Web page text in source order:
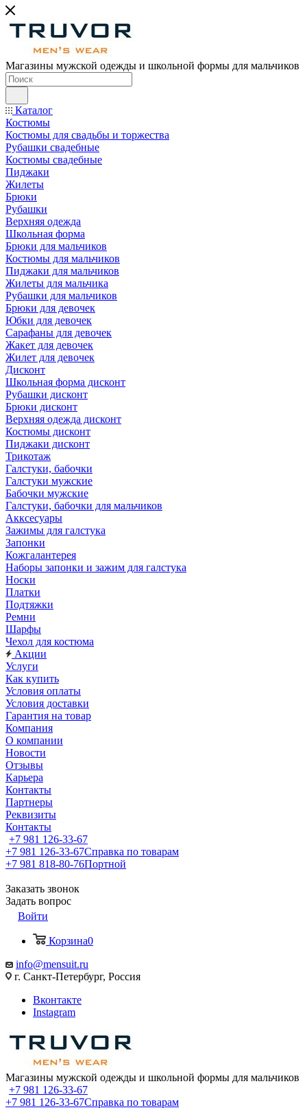
Магазины мужской одежды и школьной формы для мальчиков
Каталог
Костюмы
Костюмы для свадьбы и торжества
Рубашки свадебные
Костюмы свадебные
Пиджаки
Жилеты
Брюки
Рубашки
Верхняя одежда
Школьная форма
Брюки для мальчиков
Костюмы для мальчиков
Пиджаки для мальчиков
Жилеты для мальчика
Рубашки для мальчиков
Брюки для девочек
Юбки для девочек
Сарафаны для девочек
Жакет для девочек
Жилет для девочек
Дисконт
Школьная форма дисконт
Рубашки дисконт
Брюки дисконт
Верхняя одежда дисконт
Костюмы дисконт
Пиджаки дисконт
Трикотаж
Галстуки, бабочки
Галстуки мужские
Бабочки мужские
Галстуки, бабочки для мальчиков
Акксесуары
Зажимы для галстука
Запонки
Кожгалантерея
Наборы запонки и зажим для галстука
Носки
Платки
Подтяжки
Ремни
Шарфы
Чехол для костюма
Акции
Услуги
Как купить
Условия оплаты
Условия доставки
Гарантия на товар
Компания
О компании
Новости
Отзывы
Карьера
Контакты
Партнеры
Реквизиты
Контакты
+7 981 126-33-67
+7 981 126-33-67Справка по товарам
+7 981 818-80-76Портной
Заказать звонок
Задать вопрос
Войти
Корзина0
info@mensuit.ru
г. Санкт-Петербург, Россия
Вконтакте
Instagram
Магазины мужской одежды и школьной формы для мальчиков
+7 981 126-33-67
+7 981 126-33-67Справка по товарам